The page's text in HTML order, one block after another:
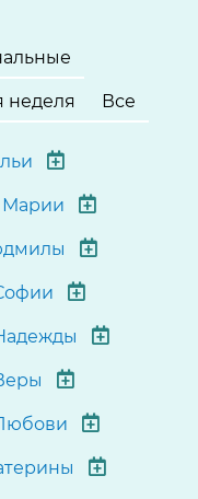
неделя Все
Марии